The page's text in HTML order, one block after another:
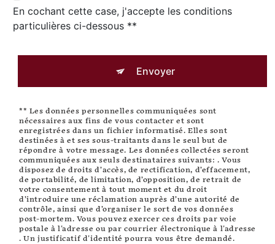
En cochant cette case, j'accepte les conditions
particulières ci-dessous **
Envoyer
** Les données personnelles communiquées sont
nécessaires aux fins de vous contacter et sont
enregistrées dans un fichier informatisé. Elles sont
destinées à et ses sous-traitants dans le seul but de
répondre à votre message. Les données collectées seront
communiquées aux seuls destinataires suivants: . Vous
disposez de droits d’accès, de rectification, d’effacement,
de portabilité, de limitation, d’opposition, de retrait de
votre consentement à tout moment et du droit
d’introduire une réclamation auprès d’une autorité de
contrôle, ainsi que d’organiser le sort de vos données
post-mortem. Vous pouvez exercer ces droits par voie
postale à l'adresse ou par courrier électronique à l'adresse
. Un justificatif d'identité pourra vous être demandé.